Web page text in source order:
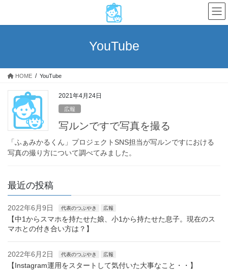
テ
ス
ゲ
ン
YouTube
HOME YouTube
2021年4月24日
広報
写ルンですで写真を撮る
「ふぁみかるくん」プロジェクトSNS担当が写ルンですにおける
写真の撮り方について調べてみました。
最近の投稿
2022年6月9日 代表のつぶやき 広報
【中1からスマホを持たせた娘、小1から持たせた息子。現在のス
マホとの付き合い方は？】
2022年6月2日 代表のつぶやき 広報
【Instagram運用をスタートして気付いた大事なこと・・】